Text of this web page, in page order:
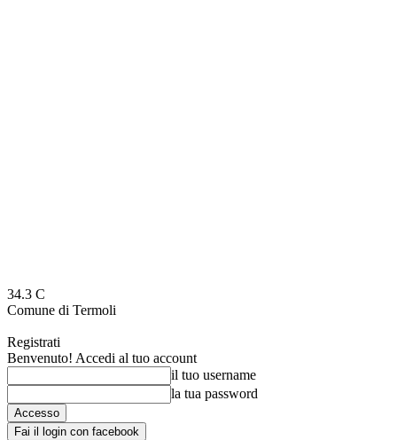
34.3 C
Comune di Termoli
Registrati
Benvenuto! Accedi al tuo account
il tuo username
la tua password
Fai il login con facebook